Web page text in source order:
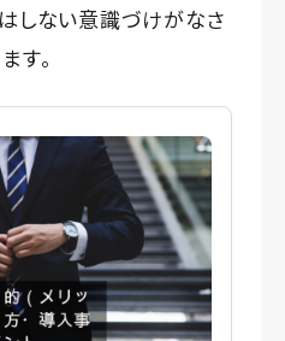
しない意識づけがなさ
す。